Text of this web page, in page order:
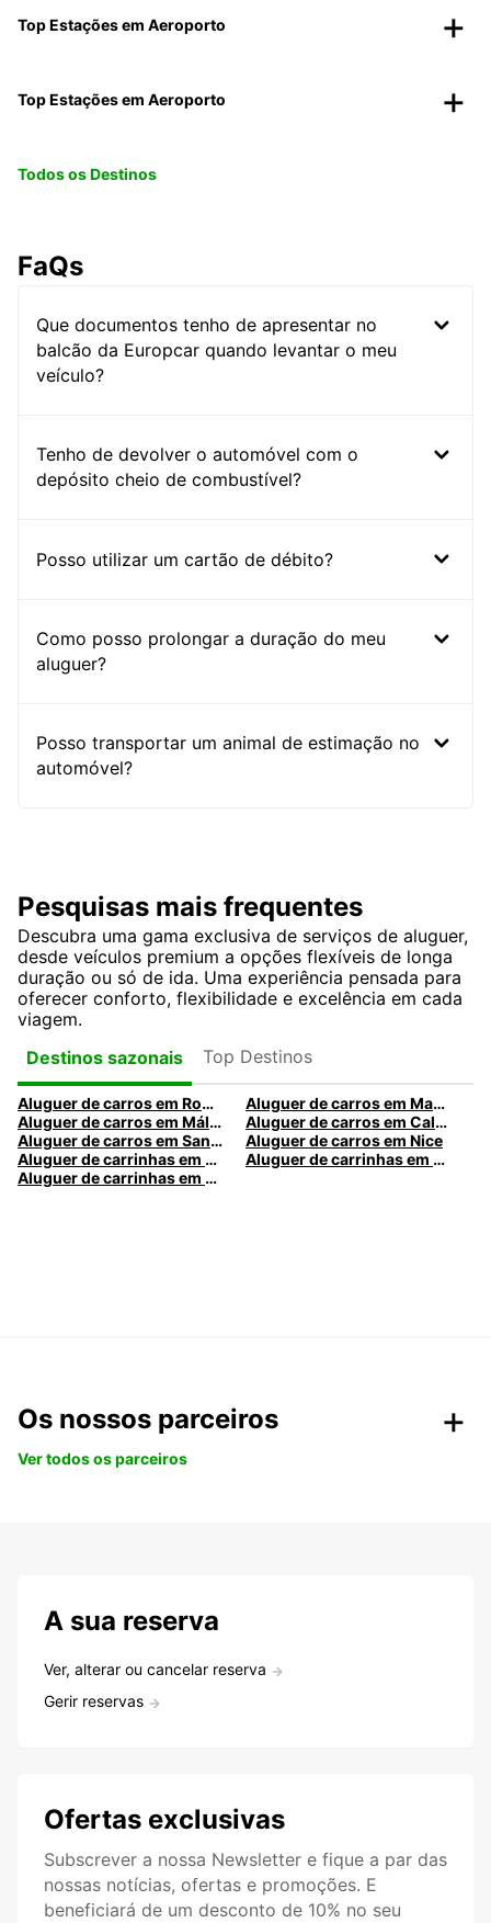
Top Estações em Aeroporto
Top Estações em Aeroporto
Todos os Destinos
FaQs
Que documentos tenho de apresentar no
balcão da Europcar quando levantar o meu
veículo?
Tenho de devolver o automóvel com o
depósito cheio de combustível?
Posso utilizar um cartão de débito?
Como posso prolongar a duração do meu
aluguer?
Posso transportar um animal de estimação no
automóvel?
Pesquisas mais frequentes
Descubra uma gama exclusiva de serviços de aluguer,
desde veículos premium a opções flexíveis de longa
duração ou só de ida. Uma experiência pensada para
oferecer conforto, flexibilidade e excelência em cada
viagem.
Destinos sazonais
Top Destinos
Aluguer de carros em Roma
Aluguer de carros em Madrid
Aluguer de carros em Málaga
Aluguer de carros em Caldas da Rainha
Aluguer de carros em Santa Maria da Feira
Aluguer de carros em Nice
Aluguer de carrinhas em Nice
Aluguer de carrinhas em Santa Maria da Feira
Aluguer de carrinhas em Caldas da Rainha
Os nossos parceiros
Ver todos os parceiros
A sua reserva
Ver, alterar ou cancelar reserva
Gerir reservas
Ofertas exclusivas
Subscrever a nossa Newsletter e fique a par das
nossas notícias, ofertas e promoções. E
beneficiará de um desconto de 10% no seu